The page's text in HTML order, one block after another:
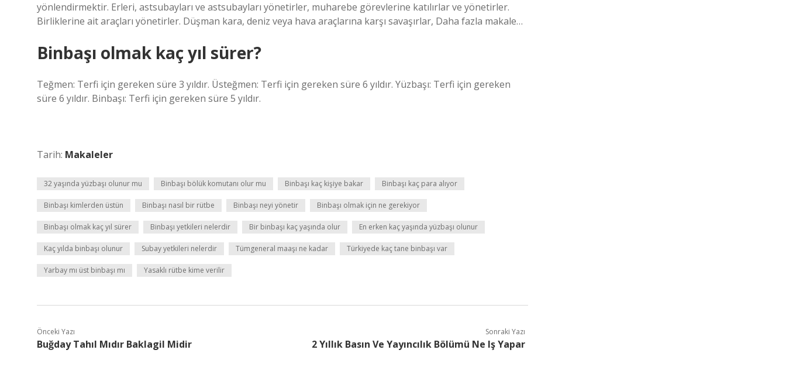
yönlendirmektir. Erleri, astsubayları ve astsubayları yönetirler, muharebe görevlerine katılırlar ve yönetirler.
Birliklerine ait araçları yönetirler. Düşman kara, deniz veya hava araçlarına karşı savaşırlar, Daha fazla makale…
Binbaşı olmak kaç yıl sürer?
Teğmen: Terfi için gereken süre 3 yıldır. Üsteğmen: Terfi için gereken süre 6 yıldır. Yüzbaşı: Terfi için gereken
süre 6 yıldır. Binbaşı: Terfi için gereken süre 5 yıldır.
Tarih: Makaleler
32 yaşında yüzbaşı olunur mu Binbaşı bölük komutanı olur mu Binbaşı kaç kişiye bakar Binbaşı kaç para alıyor
Binbaşı kimlerden üstün Binbaşı nasıl bir rütbe Binbaşı neyi yönetir Binbaşı olmak için ne gerekiyor
Binbaşı olmak kaç yıl sürer Binbaşı yetkileri nelerdir Bir binbaşı kaç yaşında olur En erken kaç yaşında yüzbaşı olunur
Kaç yılda binbaşı olunur Subay yetkileri nelerdir Tümgeneral maaşı ne kadar Türkiyede kaç tane binbaşı var
Yarbay mı üst binbaşı mı Yasaklı rütbe kime verilir
Önceki Yazı
Buğday Tahıl Mıdır Baklagil Midir
Sonraki Yazı
2 Yıllık Basın Ve Yayıncılık Bölümü Ne Iş Yapar